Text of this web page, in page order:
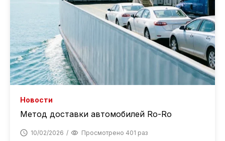
Новости
Метод доставки автомобилей Ro-Ro
10/02/2026 Просмотрено 401 раз